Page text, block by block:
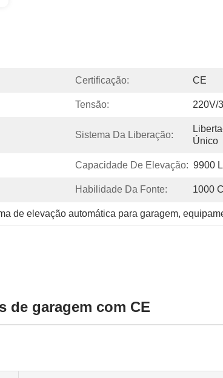
Certificação: CE
Tensão: 220V/
Sistema Da Liberação:
Único
Capacidade De Elevação: 9900
Habilidade Da Fonte: 1000
de elevação automática para garagem,
de garagem com CE